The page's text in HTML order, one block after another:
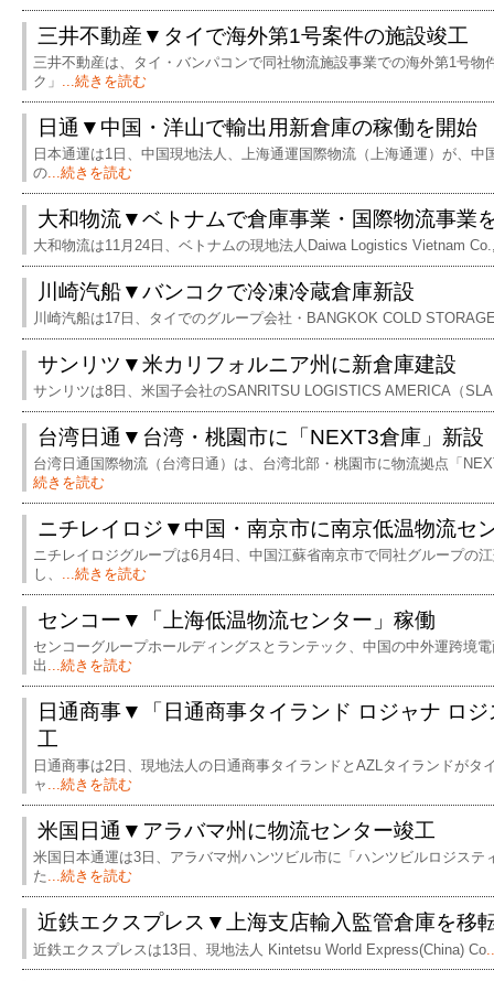
三井不動産▼タイで海外第1号案件の施設竣工
三井不動産は、タイ・バンパコンで同社物流施設事業での海外第1号物
ク」 ...続きを読む
日通▼中国・洋山で輸出用新倉庫の稼働を開始
日本通運は1日、中国現地法人、上海通運国際物流（上海通運）が、
の...続きを読む
大和物流▼ベトナムで倉庫事業・国際物流事業
大和物流は11月24日、ベトナムの現地法人Daiwa Logistics Vietnam
川崎汽船▼バンコクで冷凍冷蔵倉庫新設
川崎汽船は17日、タイでのグループ会社・BANGKOK COLD
サンリツ▼米カリフォルニア州に新倉庫建設
サンリツは8日、米国子会社のSANRITSU LOGISTICS AMERICA（
台湾日通▼台湾・桃園市に「NEXT3倉庫」新設
台湾日通国際物流（台湾日通）は、台湾北部・桃園市に物流拠点「
続きを読む
ニチレイロジ▼中国・南京市に南京低温物流セ
ニチレイロジグループは6月4日、中国江蘇省南京市で同社グループの
し、 ...続きを読む
センコー▼「上海低温物流センター」稼働
センコーグループホールディングスとランテック、中国の中外運跨境
出 ...続きを読む
日通商事▼「日通商事タイランド ロジャナ ロ
工
日通商事は2日、現地法人の日通商事タイランドとAZLタイランドがタ
ャ ...続きを読む
米国日通▼アラバマ州に物流センター竣工
米国日本通運は3日、アラバマ州ハンツビル市に「ハンツビルロジステ
た...続きを読む
近鉄エクスプレス▼上海支店輸入監管倉庫を移
近鉄エクスプレスは13日、現地法人 Kintetsu World Express(China) Co